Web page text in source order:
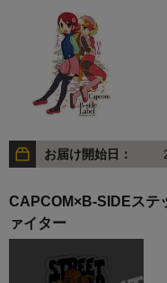
お届け開始日：
CAPCOM×B-SIDEステ
ァイター